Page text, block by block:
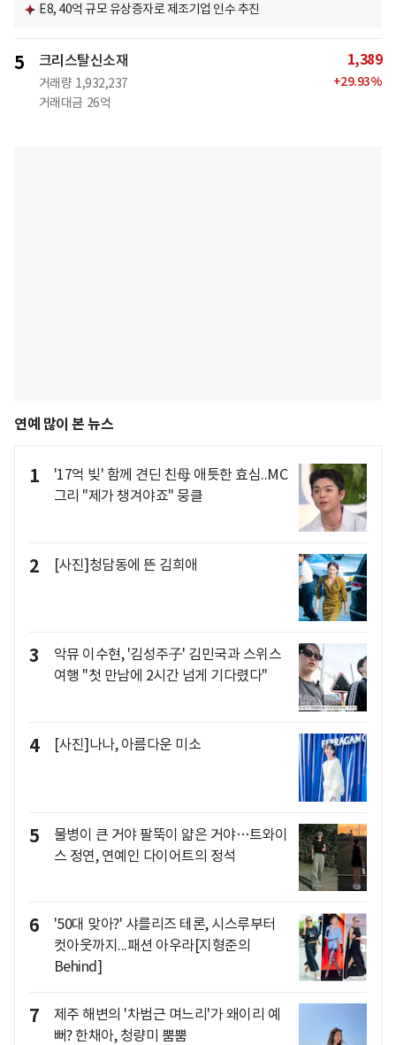
E8, 40억 규모 유상증자로 제조기업 인수 추진
5 크리스탈신소재
거래량 1,932,237
거래대금 26억
1,389
+29.93%
연예 많이 본 뉴스
1
'17억 빚' 함께 견딘 친母 애틋한 효심..MC
그리 "제가 챙겨야죠" 뭉클
2 [사진]청담동에 뜬 김희애
3
악뮤 이수현, '김성주子' 김민국과 스위스
여행 "첫 만남에 2시간 넘게 기다렸다"
4 [사진]나나, 아름다운 미소
5
물병이 큰 거야 팔뚝이 얇은 거야…트와이
스 정연, 연예인 다이어트의 정석
6
'50대 맞아?' 샤를리즈 테론, 시스루부터
컷아웃까지...패션 아우라[지형준의
Behind]
7
제주 해변의 '차범근 며느리'가 왜이리 예
뻐? 한채아, 청량미 뿜뿜